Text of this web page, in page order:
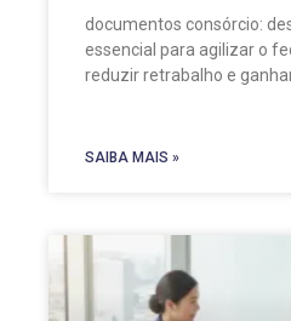
documentos consórcio:
essencial para agilizar o
reduzir retrabalho e
SAIBA MAIS »